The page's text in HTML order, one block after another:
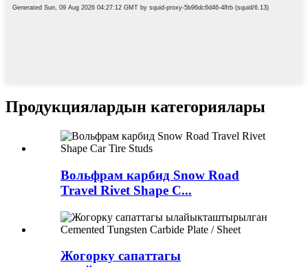
Продукциялардын категориялары
Вольфрам карбид Snow Road
Travel Rivet Shape C...
Жогорку сапаттагы